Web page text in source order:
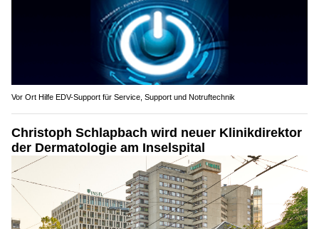
Vor Ort Hilfe EDV-Support für Service, Support und Notruftechnik
Christoph Schlapbach wird neuer Klinikdirektor
der Dermatologie am Inselspital